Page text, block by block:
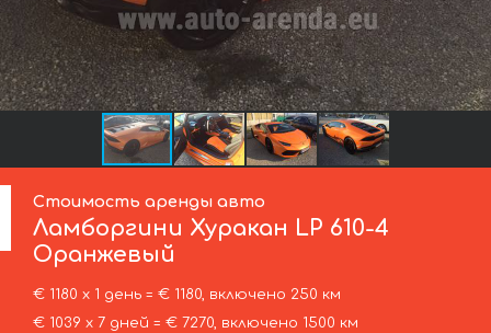
Стоимость аренды авто
Ламборгини Хуракан LP 610-4
Оранжевый
€ 1180 х 1 день = € 1180, включено 250 км
€ 1039 х 7 дней = € 7270, включено 1500 км